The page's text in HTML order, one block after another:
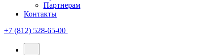
Партнерам
Контакты
+7 (812) 528-65-00